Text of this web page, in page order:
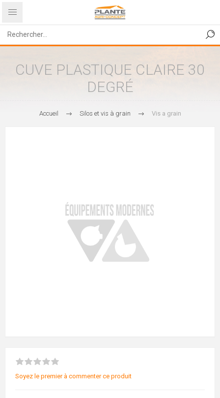
CUVE PLASTIQUE CLAIRE 30
DEGRÉ
Accueil Silos et vis à grain Vis a grain
Soyez le premier à commenter ce produit